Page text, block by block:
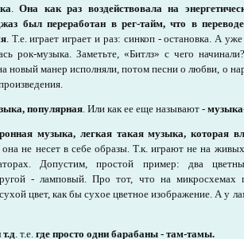
.Она как раз воздействовала на
был переработан в рег-тайм, что в
. Т.е. играет играет и раз: синкоп - остановка. А уже
рок-музыка. Заметьте, «Битлз» с чего
новый манер исполняли, потом песни о любви, о
популярная. Или как ее еще называют -
музыка, легкая такая музыка, которая
она не несет в себе образы. Т.к. играют не на
Допустим, простой пример: два
- ламповый. Про тот, что на микросхемах
цвет, как бы сухое цветное изображение. А у
т.д. т.е. где просто одни барабаны - там-тамы.